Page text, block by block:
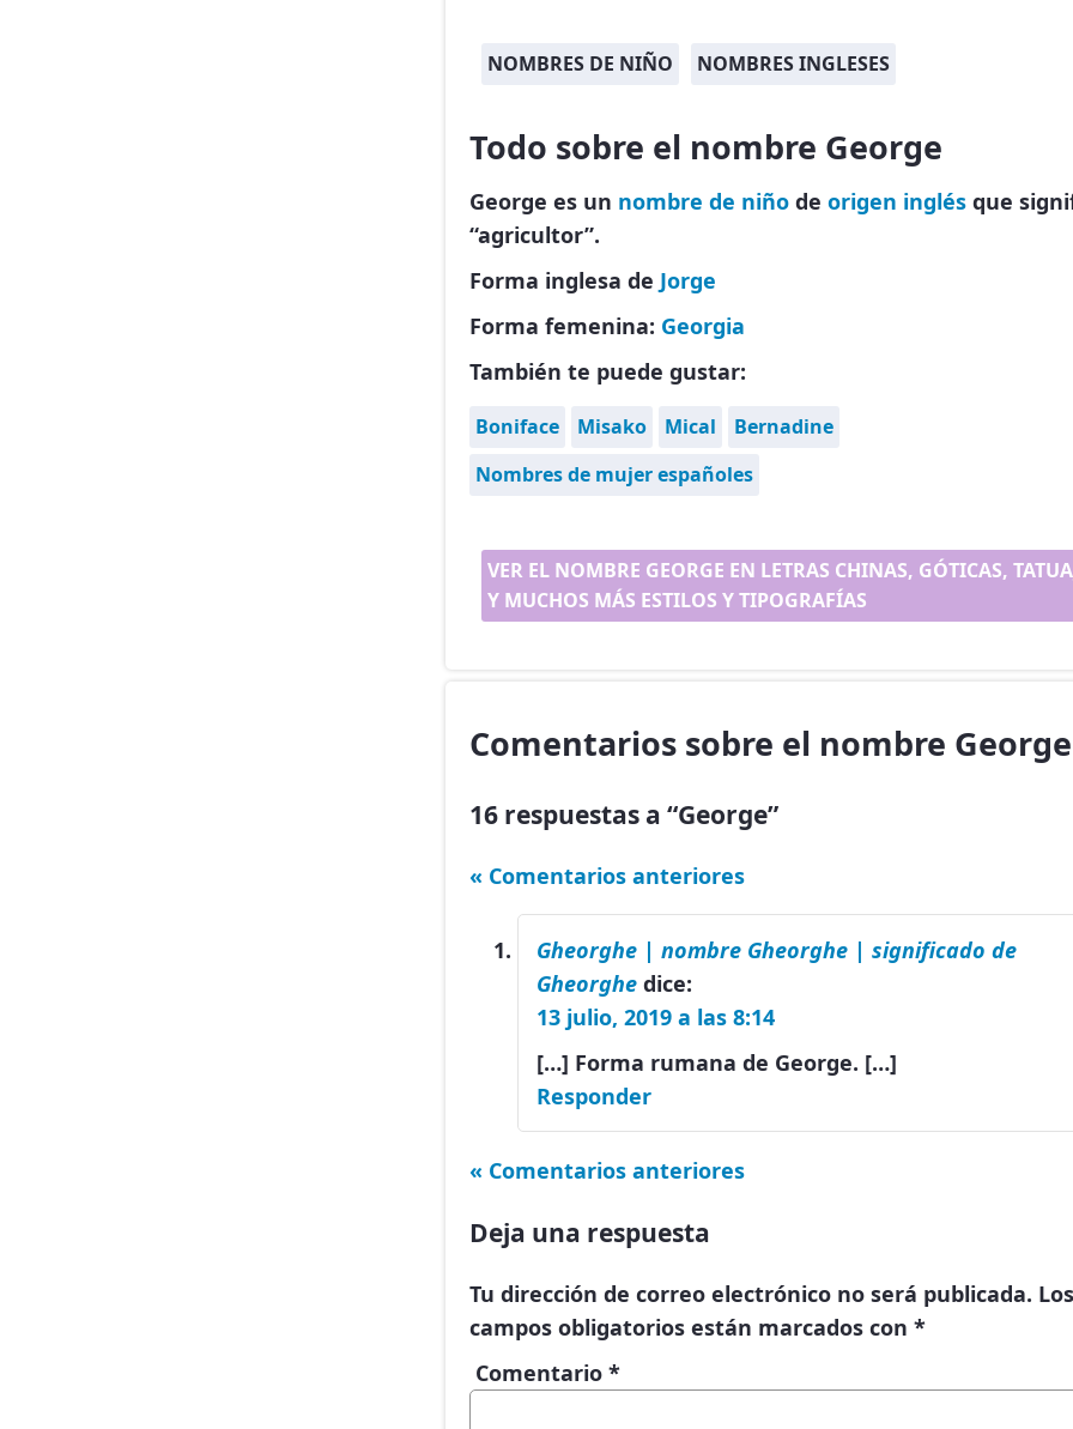
NOMBRES DE NIÑO NOMBRES INGLESES
Todo sobre el nombre George
George es un nombre de niño de origen inglés que
“agricultor”.
Forma inglesa de Jorge
Forma femenina: Georgia
También te puede gustar:
Boniface Misako Mical
Bernadine
Nombres de mujer españoles
VER EL NOMBRE GEORGE EN LETRAS CHINAS, GÓTICAS,
Y MUCHOS MÁS ESTILOS Y TIPOGRAFÍAS
Comentarios sobre el nombre George
16 respuestas a “George”
« Comentarios anteriores
Gheorghe | nombre Gheorghe | significado de
Gheorghe dice:
13 julio, 2019 a las 8:14
[…] Forma rumana de George. […]
Responder
« Comentarios anteriores
Deja una respuesta
Tu dirección de correo electrónico no será publicada. Los
campos obligatorios están marcados con *
Comentario *